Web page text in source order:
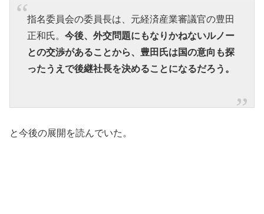
指名委員会の委員長は、元経済産業審議官の豊田
正和氏。 今後、外交問題にもなりかねないルノー
との交渉があることから、豊田氏は国の意向も探
ったうえで後継社長を決めることになるだろう。
と今後の展開を読んでいた。